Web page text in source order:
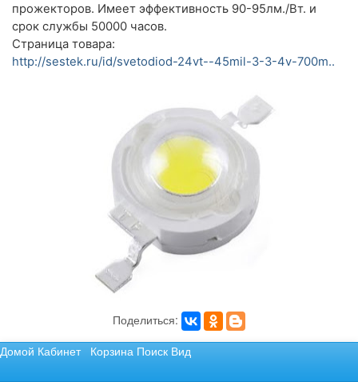
прожекторов. Имеет эффективность 90-95лм./Вт. и
срок службы 50000 часов.
Страница товара:
http://sestek.ru/id/svetodiod-24vt--45mil-3-3-4v-700m..
Поделиться:
Домой Кабинет Корзина Поиск Вид